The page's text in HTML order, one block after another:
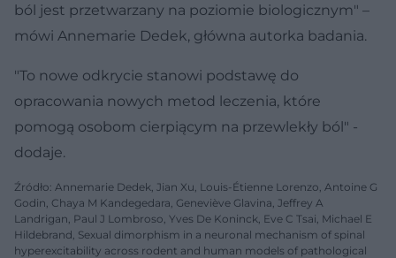
ból jest przetwarzany na poziomie biologicznym" –
mówi Annemarie Dedek, główna autorka badania.
"To nowe odkrycie stanowi podstawę do
opracowania nowych metod leczenia, które
pomogą osobom cierpiącym na przewlekły ból" -
dodaje.
Źródło: Annemarie Dedek, Jian Xu, Louis-Étienne Lorenzo, Antoine G
Godin, Chaya M Kandegedara, Geneviève Glavina, Jeffrey A
Landrigan, Paul J Lombroso, Yves De Koninck, Eve C Tsai, Michael E
Hildebrand, Sexual dimorphism in a neuronal mechanism of spinal
hyperexcitability across rodent and human models of pathological